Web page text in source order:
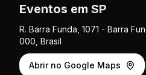
Eventos em SP
R. Barra Funda, 1071 - Barra
000, Brasil
Abrir no Google Maps